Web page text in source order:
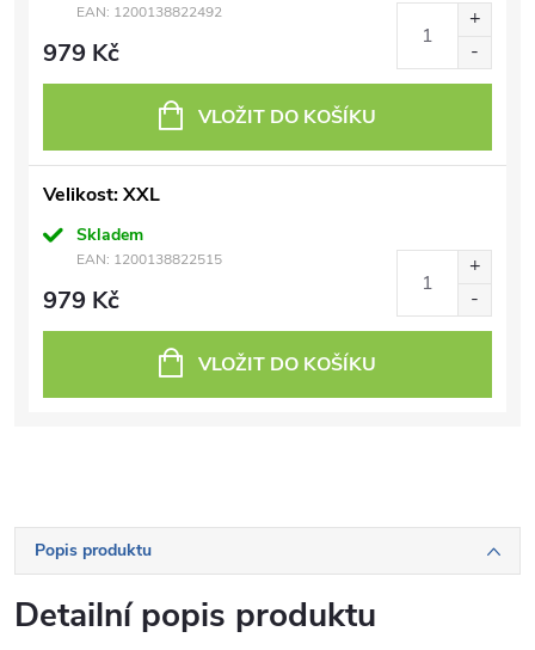
EAN: 1200138822492
979 Kč
VLOŽIT DO KOŠÍKU
Velikost: XXL
Skladem
EAN: 1200138822515
979 Kč
VLOŽIT DO KOŠÍKU
Popis produktu
Detailní popis produktu